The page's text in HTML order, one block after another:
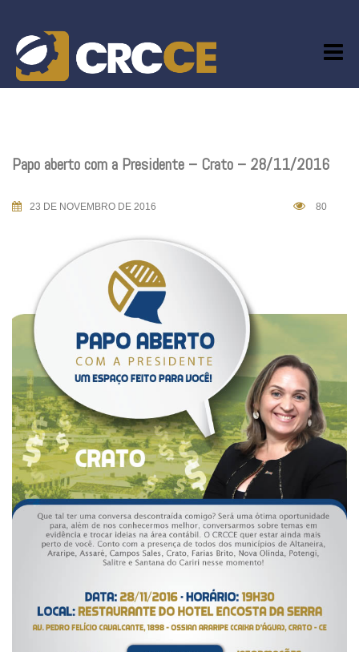
content
Papo aberto com a Presidente – Crato – 28/11/2016
23 DE NOVEMBRO DE 2016 80